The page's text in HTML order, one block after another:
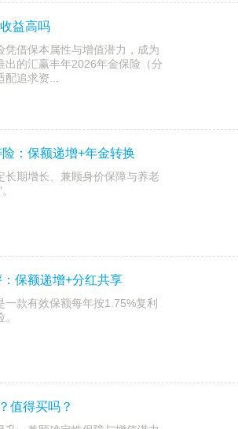
益高吗
借保本属性与增值潜力，成为
出的汇赢丰年2026年金保险（分
追求资...
：保额递增+年金转换
期增长、兼顾身价保障与养老
保额递增+分红共享
款有效保额每年按1.75%复利
值得买吗？